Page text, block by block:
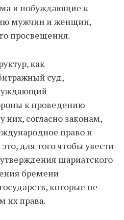
и побуждающие к
мужчин и женщин,
просвещения.
как
суд,
к проведению
них, согласно законам,
право и
для того чтобы увести
шариатского
бремени
которые не
их права.